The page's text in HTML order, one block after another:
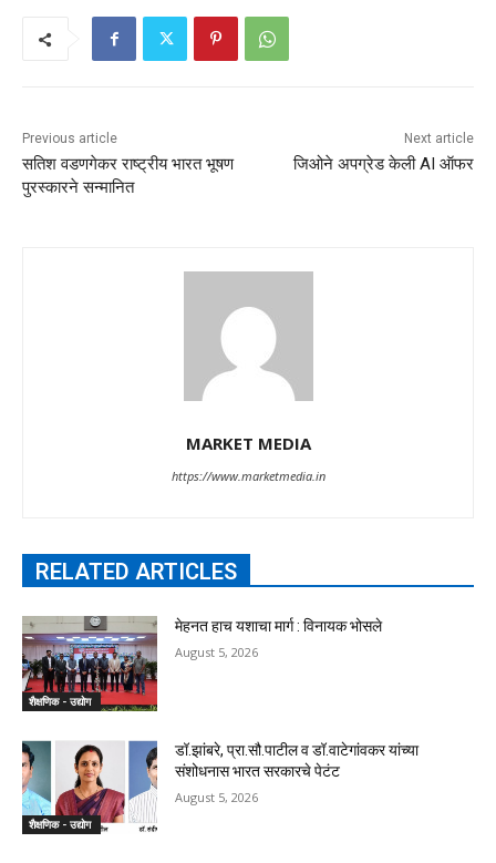
Previous article
सतिश वडणगेकर राष्ट्रीय भारत भूषण
पुरस्कारने सन्मानित
Next article
जिओने अपग्रेड केली AI ऑफर
MARKET MEDIA
https://www.marketmedia.in
RELATED ARTICLES
शैक्षणिक - उद्योग
मेहनत हाच यशाचा मार्ग : विनायक भोसले
August 5, 2026
शैक्षणिक - उद्योग
डॉ.झांबरे, प्रा.सौ.पाटील व डॉ.वाटेगांवकर यांच्या
संशोधनास भारत सरकारचे पेटंट
August 5, 2026